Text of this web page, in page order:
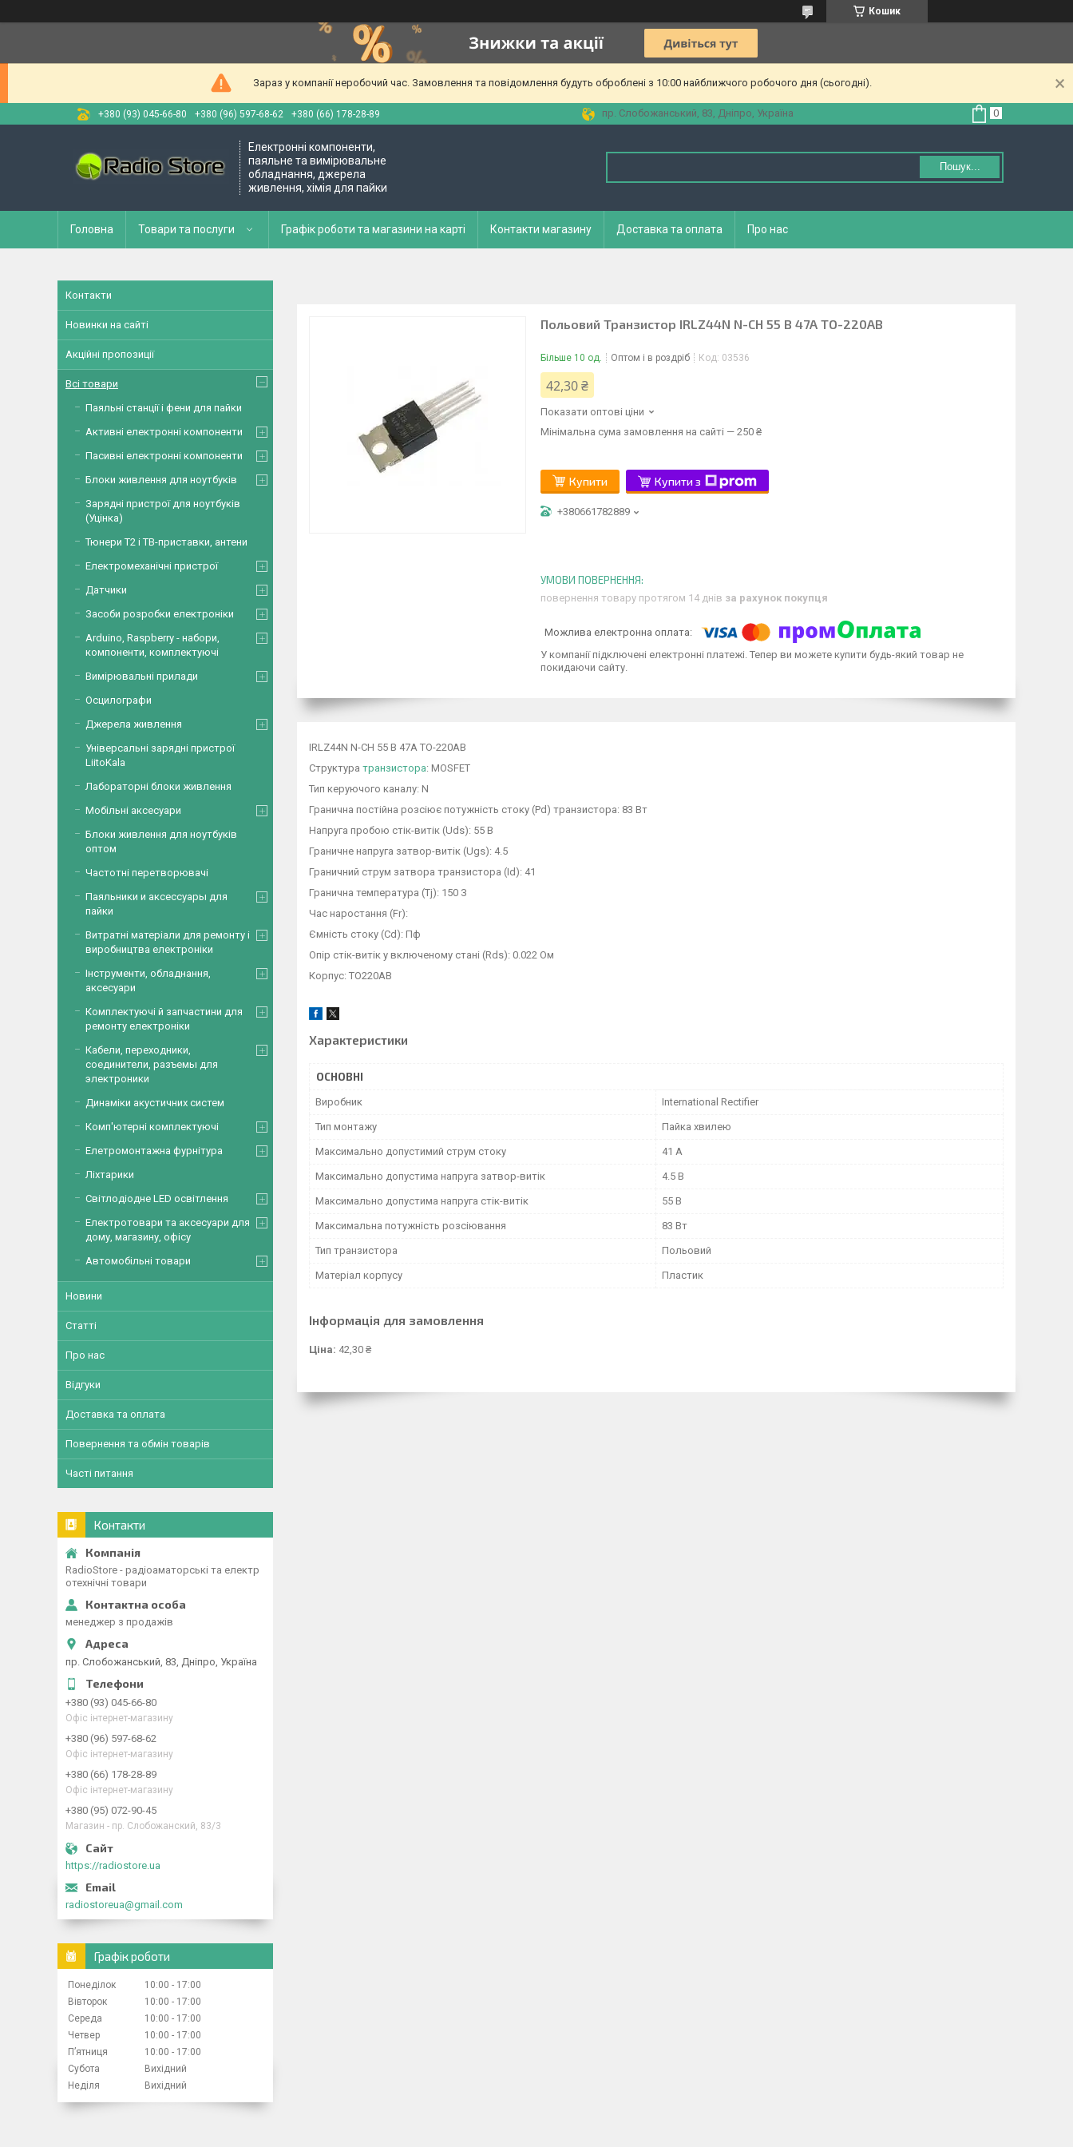
Кошик
Зараз у компанії неробочий час. Замовлення та повідомлення будуть оброблені з 10:00 найближчого робочого дня (сьогодні).
+380 (93) 045-66-80 +380 (96) 597-68-62 +380 (66) 178-28-89 пр. Слобожанський, 83, Дніпро, Україна
Електронні компоненти,
паяльне та вимірювальне
обладнання, джерела
живлення, хімія для пайки
Пошук...
Головна Товари та послуги Графік роботи та магазини на карті Контакти магазину Доставка та оплата Про нас
Польовий Транзистор IRLZ44N N-CH 55 В 47A TO-220AB
Більше 10 од. Оптом і в роздріб Код: 03536
42,30 ₴
Показати оптові ціни
Мінімальна сума замовлення на сайті — 250 ₴
Купити Купити з
+380661782889
повернення товару протягом 14 днів за рахунок покупця
У компанії підключені електронні платежі. Тепер ви можете купити будь-який товар не
покидаючи сайту.
IRLZ44N N-CH 55 В 47A TO-220AB
Структура транзистора: MOSFET
Тип керуючого каналу: N
Гранична постійна розсіює потужність стоку (Pd) транзистора: 83 Вт
Напруга пробою стік-витік (Uds): 55 B
Граничне напруга затвор-витік (Ugs): 4.5
Граничний струм затвора транзистора (Id): 41
Гранична температура (Tj): 150 З
Час наростання (Fr):
Ємність стоку (Cd): Пф
Опір стік-витік у включеному стані (Rds): 0.022 Ом
Корпус: TO220AB
Характеристики
ОСНОВНІ
Виробник International Rectifier
Тип монтажу Пайка хвилею
Максимально допустимий струм стоку 41 А
Максимально допустима напруга затвор-витік 4.5 В
Максимально допустима напруга стік-витік 55 В
Максимальна потужність розсіювання 83 Вт
Тип транзистора Польовий
Матеріал корпусу Пластик
Інформація для замовлення
Ціна: 42,30 ₴
Контакти
Новинки на сайті
Акційні пропозиції
Всі товари
Паяльні станції і фени для пайки
Активні електронні компоненти
Пасивні електронні компоненти
Блоки живлення для ноутбуків
Зарядні пристрої для ноутбуків
(Уцінка)
Тюнери Т2 і ТВ-приставки, антени
Електромеханічні пристрої
Датчики
Засоби розробки електроніки
Arduino, Raspberry - набори,
компоненти, комплектуючі
Вимірювальні прилади
Осцилографи
Джерела живлення
Універсальні зарядні пристрої
LiitoKala
Лабораторні блоки живлення
Мобільні аксесуари
Блоки живлення для ноутбуків
оптом
Частотні перетворювачі
Паяльники и аксессуары для
пайки
Витратні матеріали для ремонту і
виробництва електроніки
Інструменти, обладнання,
аксесуари
Комплектуючі й запчастини для
ремонту електроніки
Кабели, переходники,
соединители, разъемы для
электроники
Динаміки акустичних систем
Комп'ютерні комплектуючі
Елетромонтажна фурнітура
Ліхтарики
Світлодіодне LED освітлення
Електротовари та аксесуари для
дому, магазину, офісу
Автомобільні товари
Новини
Статті
Про нас
Відгуки
Доставка та оплата
Повернення та обмін товарів
Часті питання
Контакти
RadioStore - радіоаматорські та електр
отехнічні товари
менеджер з продажів
пр. Слобожанський, 83, Дніпро, Україна
+380 (93) 045-66-80
Офіс інтернет-магазину
+380 (96) 597-68-62
Офіс інтернет-магазину
+380 (66) 178-28-89
Офіс інтернет-магазину
+380 (95) 072-90-45
Магазин - пр. Слобожанский, 83/3
https://radiostore.ua
radiostoreua@gmail.com
Графік роботи
Понеділок 10:00
17:00
Вівторок
10:00
17:00
Середа
10:00
17:00
Четвер
10:00
17:00
Пʼятниця
10:00
17:00
Субота
Вихідний
Неділя
Вихідний